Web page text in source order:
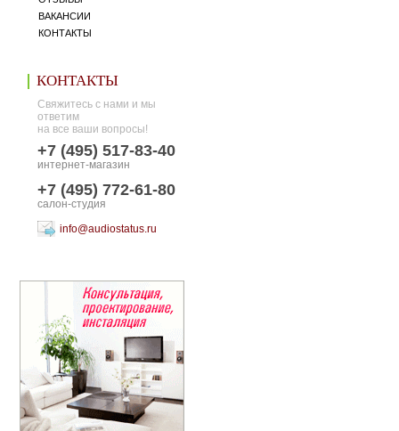
ВАКАНСИИ
КОНТАКТЫ
КОНТАКТЫ
Свяжитесь с нами и мы
ответим
на все ваши вопросы!
+7 (495) 517-83-40
интернет-магазин
+7 (495) 772-61-80
салон-студия
info@audiostatus.ru